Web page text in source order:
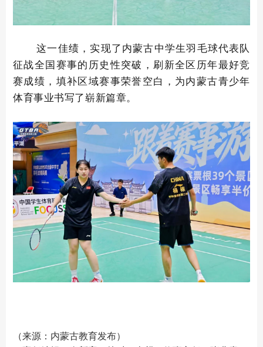
这一佳绩，实现了内蒙古中学生羽毛球代表队
征战全国赛事的历史性突破，刷新全区历年最好竞
赛成绩，填补区域赛事荣誉空白，为内蒙古青少年
体育事业书写了崭新篇章。
（来源：内蒙古教育发布）